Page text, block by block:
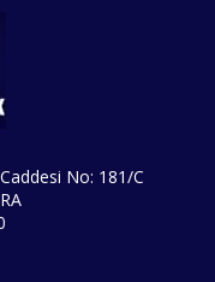
No: 181/C